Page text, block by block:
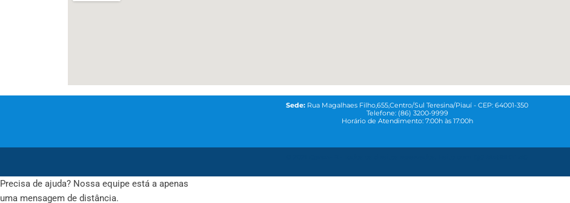
Sede: Rua Magalhaes Filho,655,Centro/Sul Teresina/Piauí - CEP: 64001-350
Telefone: (86) 3200-9999
Horário de Atendimento: 7:00h às 17:00h
Precisa de ajuda? Nossa equipe está a apenas
uma mensagem de distância.